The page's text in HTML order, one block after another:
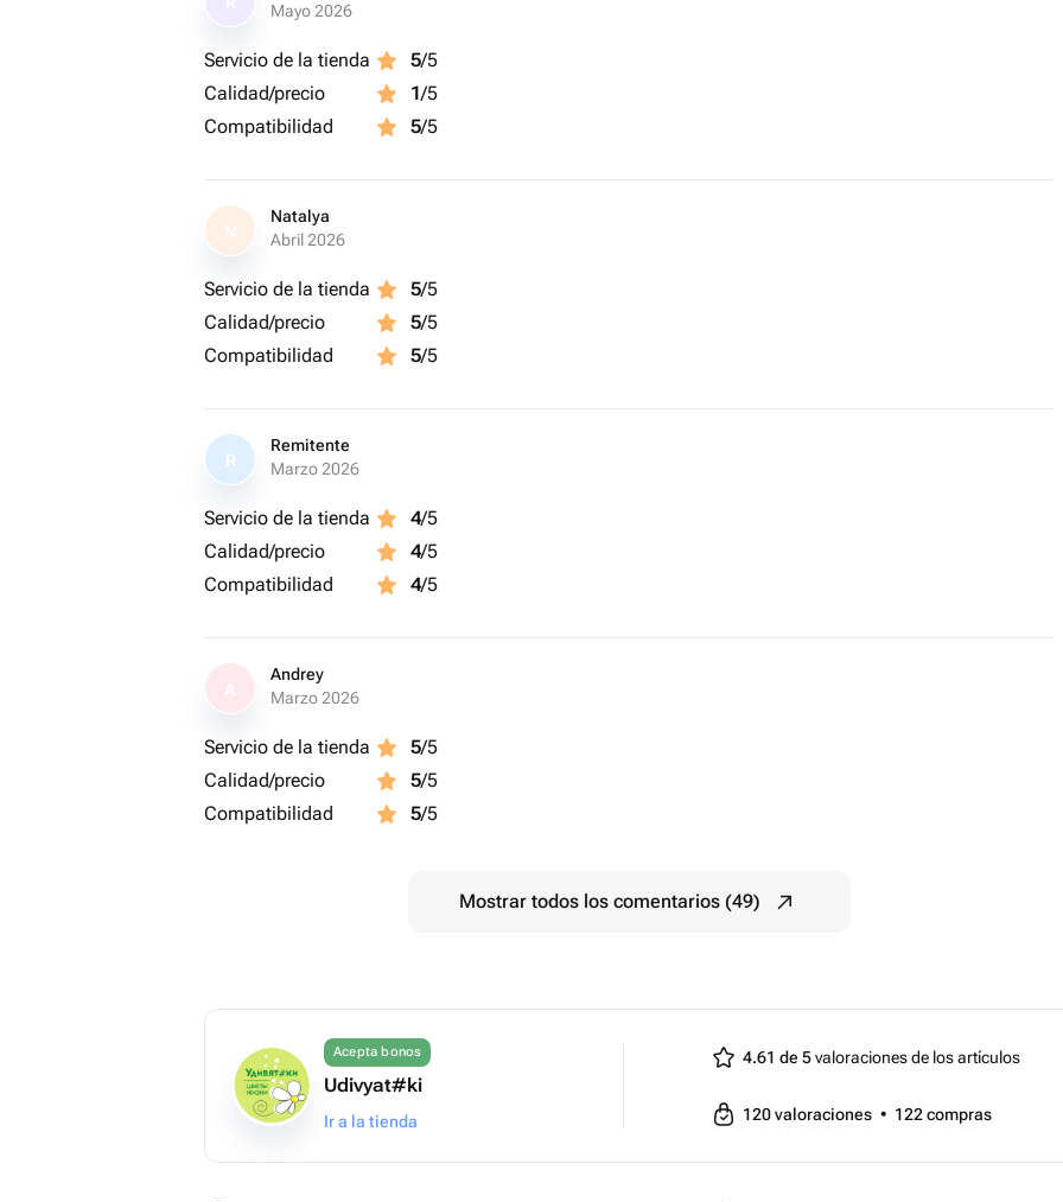
Mayo 2026
Servicio de la tienda 5/5
Calidad/precio
1/5
Compatibilidad
5/5
N
Natalya
Abril 2026
Servicio de la tienda 5/5
Calidad/precio
5/5
Compatibilidad
5/5
R
Remitente
Marzo 2026
Servicio de la tienda 4/5
Calidad/precio
4/5
Compatibilidad
4/5
Andrey
Marzo 2026
Servicio de la tienda 5/5
Calidad/precio
5/5
Compatibilidad
5/5
Mostrar todos los comentarios (49)
Acepta bonos
Udivyat#ki
Ir a la tienda
4.61 de 5valoraciones de los artículos
120valoraciones • 122compras